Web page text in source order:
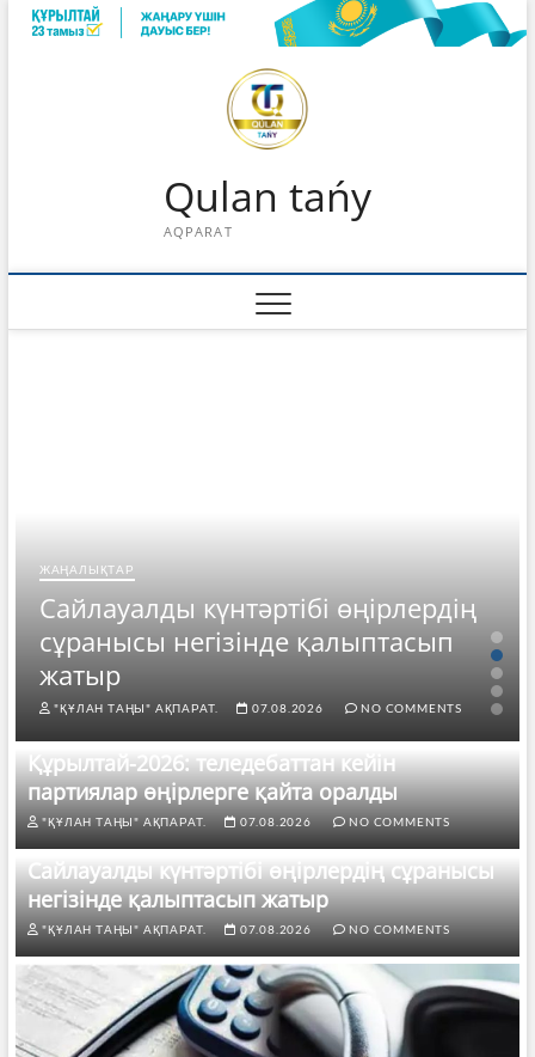
Skip
Qulan tańy
AQPARAT
ЖАҢАЛЫҚТАР
Сайлауалды күнтәртібі өңірлердің
сұранысы негізінде қалыптасып
жатыр
"ҚҰЛАН ТАҢЫ" АҚПАРАТ. 07.08.2026 NO COMMENTS
Құрылтай-2026: теледебаттан кейін
партиялар өңірлерге қайта оралды
"ҚҰЛАН ТАҢЫ" АҚПАРАТ. 07.08.2026 NO COMMENTS
Сайлауалды күнтәртібі өңірлердің сұранысы
негізінде қалыптасып жатыр
"ҚҰЛАН ТАҢЫ" АҚПАРАТ. 07.08.2026 NO COMMENTS